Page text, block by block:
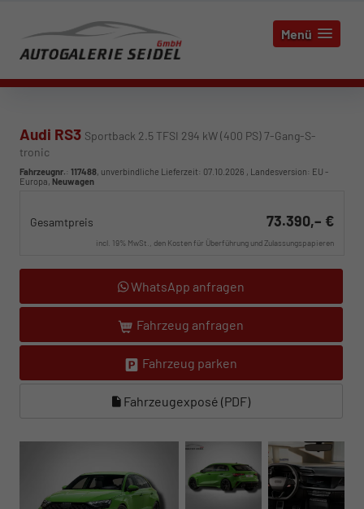
Menü
Audi RS3 Sportback 2.5 TFSI 294 kW (400 PS) 7-Gang-S-
tronic
Fahrzeugnr.: 117488, unverbindliche Lieferzeit: 07.10.2026 , Landesversion: EU -
Europa, Neuwagen
Gesamtpreis 73.390,– €
incl. 19% MwSt., den Kosten für Überführung und Zulassungspapieren
WhatsApp anfragen
Fahrzeug anfragen
Fahrzeug parken
Fahrzeugexposé (PDF)